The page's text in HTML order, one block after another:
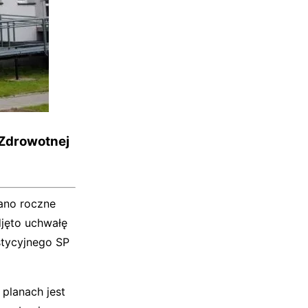
roczne
uchwałę
SP
jest